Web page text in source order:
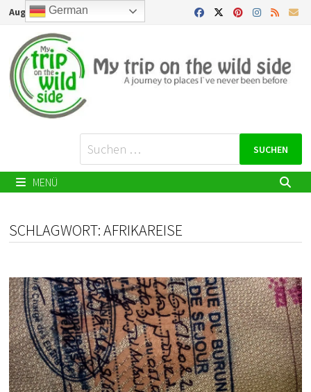
Zurück
Inhalt
August 6, 2026
Suchen
nach:
MENÜ
SCHLAGWORT:AFRIKAREISE
German